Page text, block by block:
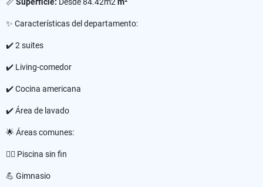
✨ Características del departamento:
✔️ 2 suites
✔️ Living-comedor
✔️ Cocina americana
✔️ Área de lavado
🌟 Áreas comunes:
🏊‍♂️ Piscina sin fin
💪 Gimnasio